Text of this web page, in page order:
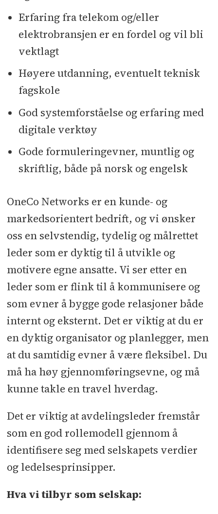
Erfaring fra telekom og/eller
elektrobransjen er en fordel og vil bli
vektlagt
Høyere utdanning, eventuelt teknisk
fagskole
God systemforståelse og erfaring med
digitale verktøy
Gode formuleringevner, muntlig og
skriftlig, både på norsk og engelsk
OneCo Networks er en kunde- og
markedsorientert bedrift, og vi ønsker
oss en selvstendig, tydelig og målrettet
leder som er dyktig til å utvikle og
motivere egne ansatte. Vi ser etter en
leder som er flink til å kommunisere og
som evner å bygge gode relasjoner både
internt og eksternt. Det er viktig at du er
en dyktig organisator og planlegger, men
at du samtidig evner å være fleksibel. Du
må ha høy gjennomføringsevne, og må
kunne takle en travel hverdag.
Det er viktig at avdelingsleder fremstår
som en god rollemodell gjennom å
identifisere seg med selskapets verdier
og ledelsesprinsipper.
Hva vi tilbyr som selskap: